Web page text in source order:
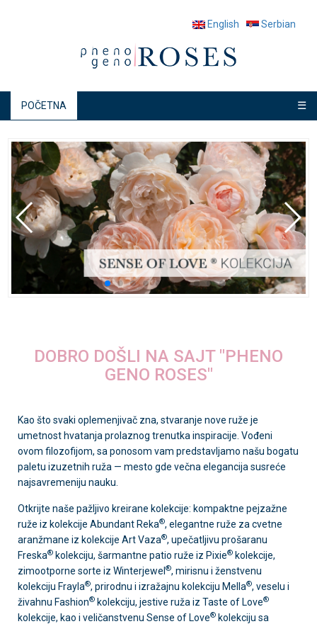
English Serbian
POČETNA ☰
DOBRO DOŠLI NA SAJT "PHENO
GENO ROSES"
Kao što svaki oplemenjivač zna, stvaranje nove ruže je
umetnost hvatanja prolaznog trenutka inspiracije. Vođeni
ovom filozofijom, sa ponosom vam predstavljamo našu bogatu
paletu izuzetnih ruža — mesto gde večna elegancija susreće
najsavremeniju nauku.
Otkrijte naše pažljivo kreirane kolekcije: kompaktne pejzažne
ruže iz kolekcije Abundant Reka®, elegantne ruže za cvetne
aranžmane iz kolekcije Art Vaza®, upečatljivu prošaranu
Freska® kolekciju, šarmantne patio ruže iz Pixie® kolekcije,
zimootporne sorte iz Winterjewel ®, mirisnu i ženstvenu
kolekciju Frayla®, prirodnu i izražajnu kolekciju Mella®, veselu i
živahnu Fashion® kolekciju, jestive ruža iz Taste of Love®
kolekcije, kao i veličanstvenu Sense of Love® kolekciju sa